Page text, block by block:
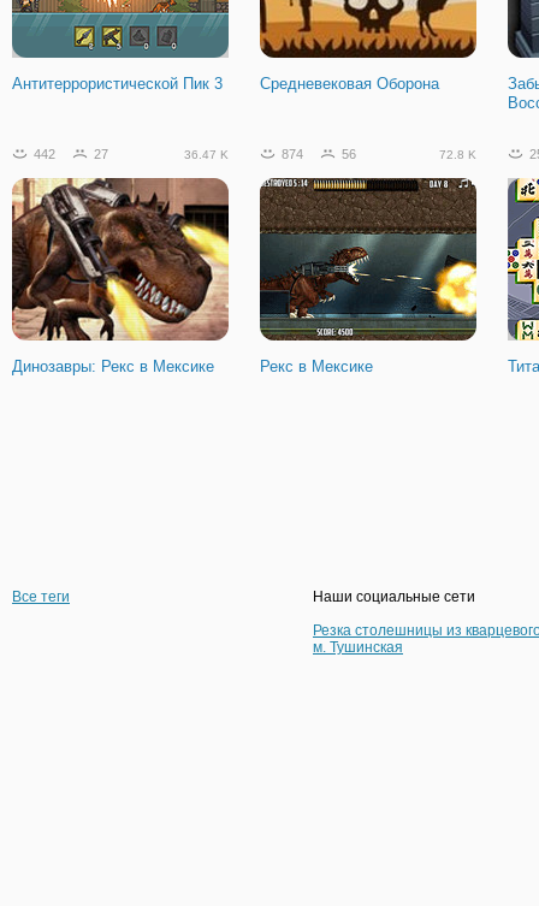
Сила в маске: зомби
Антитеррористической Пик 3 Средневековая Оборона
442 27 36.47 K
Динозавры: Рекс в Мексике
874 56 72.8 K
Рекс в Мексике
Все теги
Наши социальные сети
Резка столешницы из
м. Тушинская